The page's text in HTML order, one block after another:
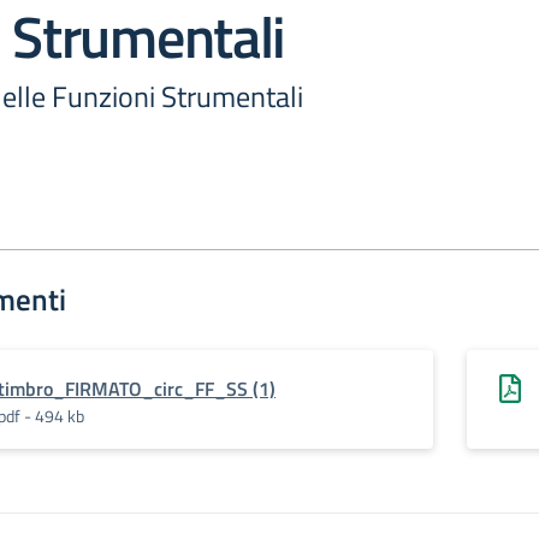
Funzioni Strumentali
(1)
- 494 kb